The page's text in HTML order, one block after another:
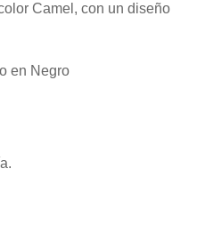
Camel, con un diseño
en Negro